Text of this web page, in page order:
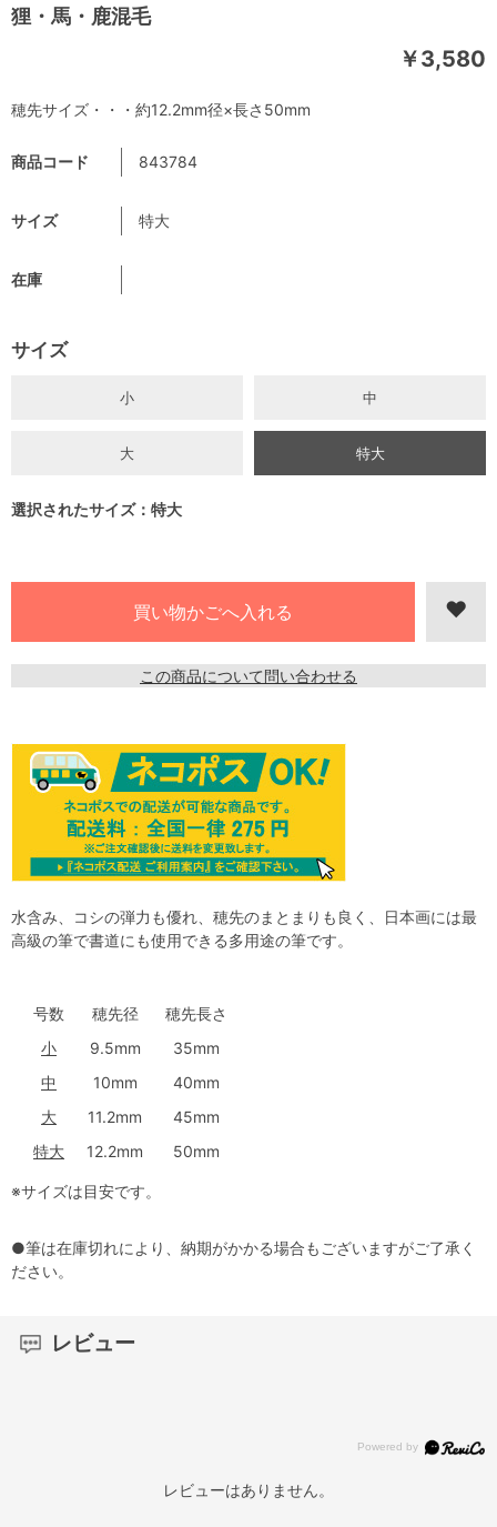
狸・馬・鹿混毛
￥3,580
商品コード 843784
サイズ 特大
在庫
サイズ
小 中
大 特大
選択されたサイズ：特大
この商品について問い合わせる
穂先サイズ・・・約12.2mm径×長さ50mm
水含み、コシの弾力も優れ、穂先のまとまりも良く、日本画には最
高級の筆で書道にも使用できる多用途の筆です。
号数 穂先径
穂先長さ
小
9.5mm
35mm
中
10mm
40mm
大
11.2mm
45mm
特大
12.2mm 50mm
※サイズは目安です。
●筆は在庫切れにより、納期がかかる場合もございますがご了承く
ださい。
レビュー
レビューはありません。